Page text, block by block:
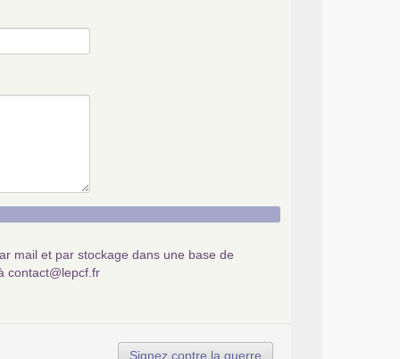
mail et par stockage dans une base de
contact@lepcf.fr
Signez contre la guerre